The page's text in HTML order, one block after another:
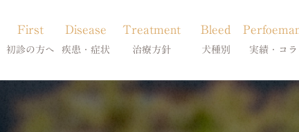
First
初診の方へ
へ
Disease
疾患・症状
アトピー・アレルギー
Treatment
治療方針
Bleed
犬種別
柴犬の皮膚病
実績・コラ